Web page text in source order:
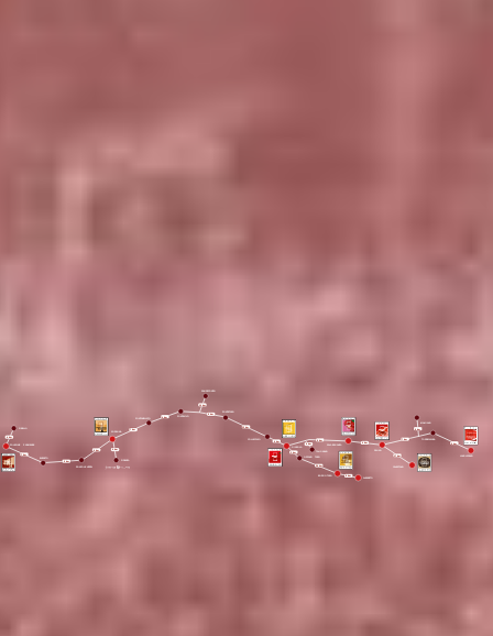
7 km
5 km
6 km
4 km
9 km
10 km
12 km
4 km 9 km
9 km
5 km
BORGOTARO
ALBARETO
CALESTANO
SALA BAGANZA
FELINO
ORRECHIARA
LANGHIRANO
OZZANO ARO
GIAROLA
COLLECCHIO
PONTETARO
FONTEVIVO
FONTANELLATO
SORAGNA
RONCOLE VERDI
ZIBELLO
POLESINE ARMENSE
BUSSETO
MAMIANO
TALIGNANO
39 km
9 km
17 km